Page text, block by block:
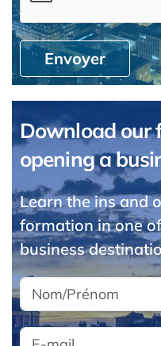
Envoyer
Download our
opening a
Learn the ins and
formation in one
business